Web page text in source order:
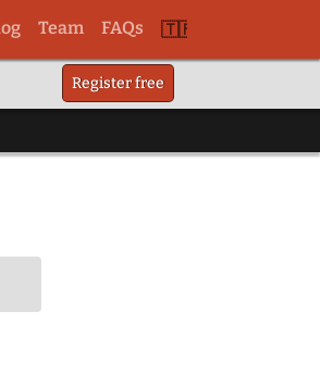
Team
FAQs
Switch
to
Register free